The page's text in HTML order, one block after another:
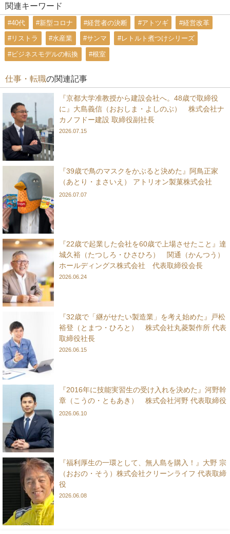
関連キーワード
#40代 #新型コロナ #経営者の決断 #アトツギ #経営改革
#リストラ #水産業 #サンマ #レトルト煮つけシリーズ
#ビジネスモデルの転換 #根室
仕事・転職の関連記事
『京都大学准教授から建設会社へ。48歳で取締役
に』大島義信（おおしま・よしのぶ） 株式会社ナ
カノフドー建設 取締役副社長
2026.07.15
『39歳で鳥のマスクをかぶると決めた』阿鳥正家
（あとり・まさいえ） アトリオン製菓株式会社
2026.07.07
『22歳で起業した会社を60歳で上場させたこと』達
城久裕（たつしろ・ひさひろ） 関通（かんつう）
ホールディングス株式会社 代表取締役会長
2026.06.24
『32歳で「継がせたい製造業」を考え始めた』戸松
裕登（とまつ・ひろと） 株式会社丸菱製作所 代表
取締役社長
2026.06.15
『2016年に技能実習生の受け入れを決めた』河野幹
章（こうの・ともあき） 株式会社河野 代表取締役
2026.06.10
『福利厚生の一環として、無人島を購入！』大野 宗
（おおの・そう）株式会社クリーンライフ 代表取締
役
2026.06.08